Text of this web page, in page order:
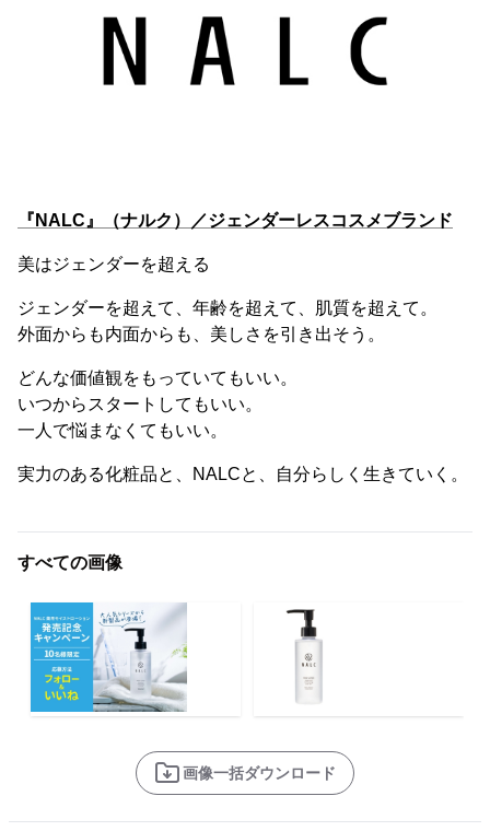
『NALC』（ナルク）／ジェンダーレスコスメブランド
美はジェンダーを超える
ジェンダーを超えて、年齢を超えて、肌質を超えて。
外面からも内面からも、美しさを引き出そう。
どんな価値観をもっていてもいい。
いつからスタートしてもいい。
一人で悩まなくてもいい。
実力のある化粧品と、NALCと、自分らしく生きていく。
すべての画像
画像一括ダウンロード